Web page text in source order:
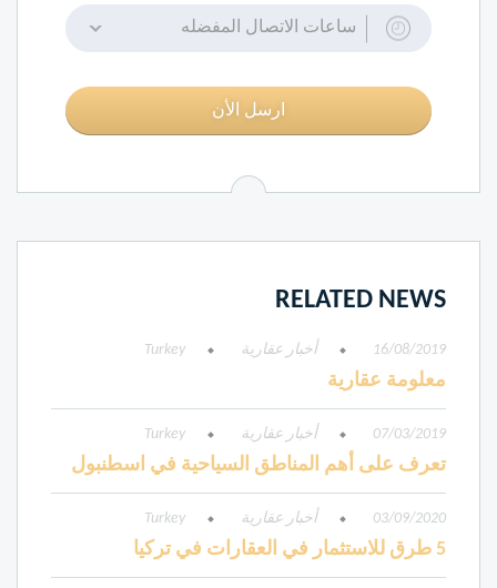
ساعات الاتصال المفضله
ارسل الأن
RELATED NEWS
16/08/2019 أخبار عقارية Turkey
معلومة عقارية
07/03/2019 أخبار عقارية Turkey
تعرف على أهم المناطق السياحية في اسطنبول
03/09/2020 أخبار عقارية Turkey
5 طرق للاستثمار في العقارات في تركيا